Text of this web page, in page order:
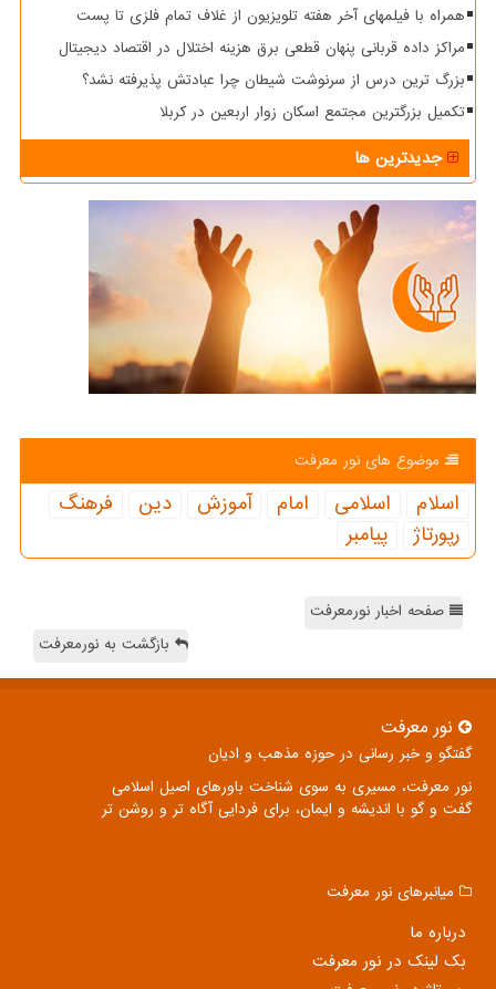
همراه با فیلمهای آخر هفته تلویزیون از غلاف تمام فلزی تا پست
مراکز داده قربانی پنهان قطعی برق هزینه اختلال در اقتصاد دیجیتال
بزرگ ترین درس از سرنوشت شیطان چرا عبادتش پذیرفته نشد؟
تکمیل بزرگترین مجتمع اسکان زوار اربعین در کربلا
جدیدترین ها
موضوع های نور معرفت
اسلام اسلامی امام آموزش دین
فرهنگ
رپورتاژ
پیامبر
صفحه اخبار نورمعرفت
بازگشت به نورمعرفت
نور معرفت
گفتگو و خبر رسانی در حوزه مذهب و ادیان
نور معرفت، مسیری به سوی شناخت باورهای اصیل اسلامی
گفت و گو با اندیشه و ایمان، برای فردایی آگاه تر و روشن تر
میانبرهای نور معرفت
درباره ما
بک لینک در نور معرفت